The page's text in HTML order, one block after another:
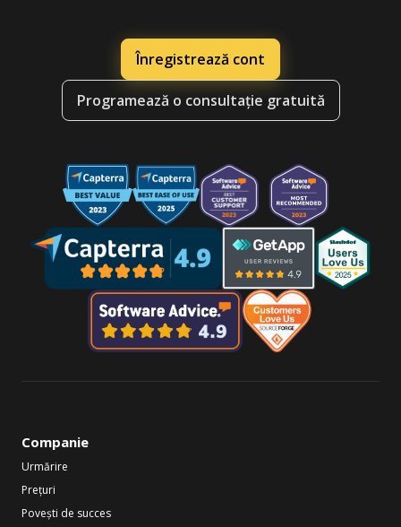
Înregistrează cont
Programează o consultație gratuită
Companie
Urmărire
Prețuri
Povești de succes